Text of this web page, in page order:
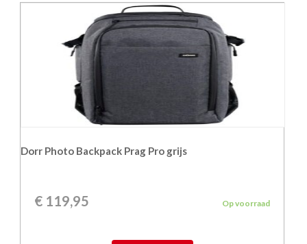
Dorr Photo Backpack Prag Pro grijs
€ 119,95 Op voorraad